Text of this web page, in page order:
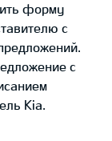
форму
с
с
Kia.